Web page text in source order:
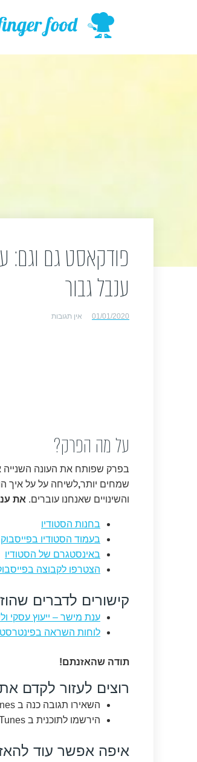
פודקאסט גם וגם:
ענבל גבור
01/01/2020 אין תגובות
על מה הפרק?
בפרק שפותח את העונה
שמחים יותר,לשיחה על על איך
והשינויים שאנחנו עוברים. את
בחנות הסטודיו
בעמוד הסטודיו בפייסבוק
באינסטגרם של הסטודיו
הצטרפו לקבוצה
קישורים לדברים
ענת מישר – ייעוץ עסקי
לוחות השראה בפינטרסט
תודה שהאזנתם!
רוצים לעזור לקדם
השאירו תגובה כנה ב iTunes. הדירוגים שלכם ממש עוזרים ואני קוראת כל אחת מהתגובות.
הירשמו לתוכנית ב iTunes או בכל אפליקציה שאתם אוהבים לשמוע בה פודקאסטים.
איפה אפשר עוד